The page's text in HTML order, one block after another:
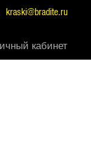
kraski@bradite.ru
кабинет